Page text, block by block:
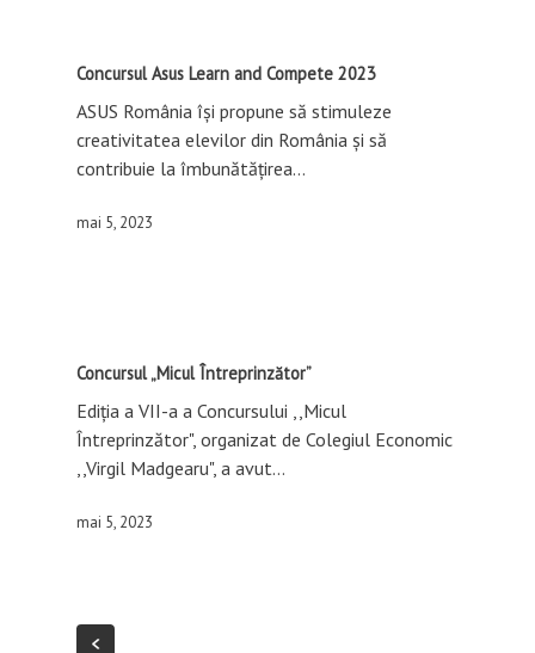
Concursul Asus Learn and Compete 2023
ASUS România își propune să stimuleze
creativitatea elevilor din România și să
contribuie la îmbunătățirea…
mai 5, 2023
Concursul „Micul Întreprinzător”
Ediția a VII-a a Concursului ,,Micul
Întreprinzător", organizat de Colegiul Economic
,,Virgil Madgearu", a avut…
mai 5, 2023
Acasă